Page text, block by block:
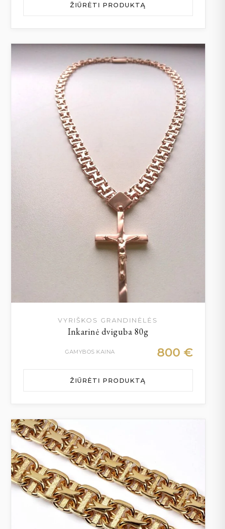
ŽIŪRĖTI PRODUKTĄ
VYRIŠKOS GRANDINĖLĖS
Inkarinė dviguba 80g
GAMYBOS KAINA 800 €
ŽIŪRĖTI PRODUKTĄ